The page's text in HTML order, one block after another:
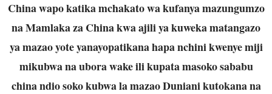
China wapo katika mchakato wa kufanya mazungumzo
na Mamlaka za China kwa ajili ya kuweka matangazo
ya mazao yote yanayopatikana hapa nchini kwenye miji
mikubwa na ubora wake ili kupata masoko sababu
china ndio soko kubwa la mazao Duniani kutokana na